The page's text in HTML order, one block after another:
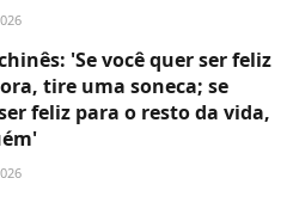
'Se você quer ser feliz
tire uma soneca; se
feliz para o resto da vida,